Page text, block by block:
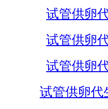
试管供卵
试管供卵
试管供卵
试管供卵代